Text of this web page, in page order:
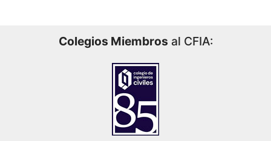
Colegios Miembros al CFIA: